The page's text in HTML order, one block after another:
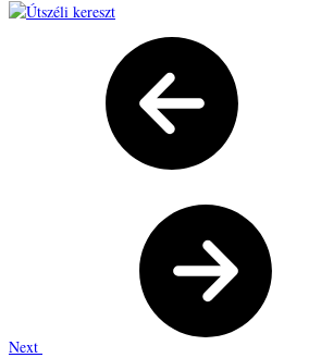
Next